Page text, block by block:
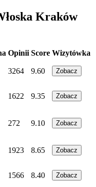
Kraków
Opinii Score Wizytówka
3264 9.60 Zobacz
1622 9.35 Zobacz
272 9.10 Zobacz
1923 8.65 Zobacz
1566 8.40 Zobacz